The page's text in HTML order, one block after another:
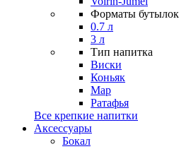
Форматы бутылок
0.7 л
3 л
Тип напитка
Виски
Коньяк
Мар
Ратафья
Все крепкие напитки
Аксессуары
Бокал